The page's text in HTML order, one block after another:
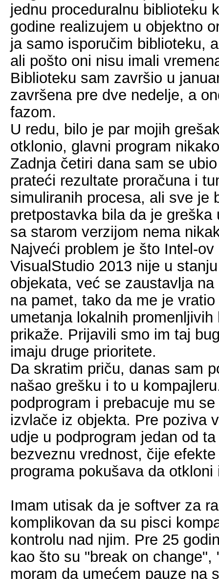
jednu proceduralnu biblioteku
godine realizujem u objektno
ja samo isporučim biblioteku,
ali pošto oni nisu imali
Biblioteku sam završio u
završena pre dve nedelje, a
fazom.
U redu, bilo je par mojih
otklonio, glavni program
Zadnja četiri dana sam se
prateći rezultate proračuna i
simuliranih procesa, ali sve je
pretpostavka bila da je
sa starom verzijom nema
Najveći problem je što Intel-
VisualStudio 2013 nije u
objekata, već se zaustavlja
na pamet, tako da me je
umetanja lokalnih
prikaže. Prijavili smo im taj
imaju druge prioritete.
Da skratim priču, danas sam
našao grešku i to u
podprogram i prebacuje mu
izvlače iz objekta. Pre poziva
udje u podprogram jedan od
bezveznu vrednost, čije
programa pokušava da
Imam utisak da je softver za
komplikovan da su pisci
kontrolu nad njim. Pre 25
kao što su "break on
moram da umećem pauze na